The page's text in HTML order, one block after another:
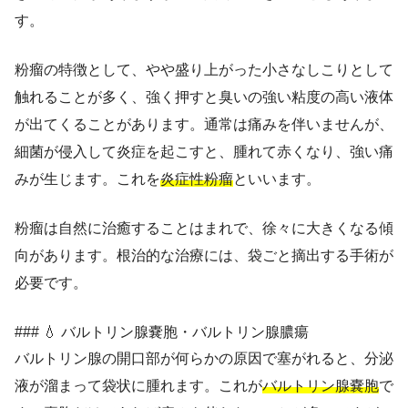
す。
粉瘤の特徴として、やや盛り上がった小さなしこりとして
触れることが多く、強く押すと臭いの強い粘度の高い液体
が出てくることがあります。通常は痛みを伴いませんが、
細菌が侵入して炎症を起こすと、腫れて赤くなり、強い痛
みが生じます。これを炎症性粉瘤といいます。
粉瘤は自然に治癒することはまれで、徐々に大きくなる傾
向があります。根治的な治療には、袋ごと摘出する手術が
必要です。
### 💧 バルトリン腺嚢胞・バルトリン腺膿瘍
バルトリン腺の開口部が何らかの原因で塞がれると、分泌
液が溜まって袋状に腫れます。これがバルトリン腺嚢胞で